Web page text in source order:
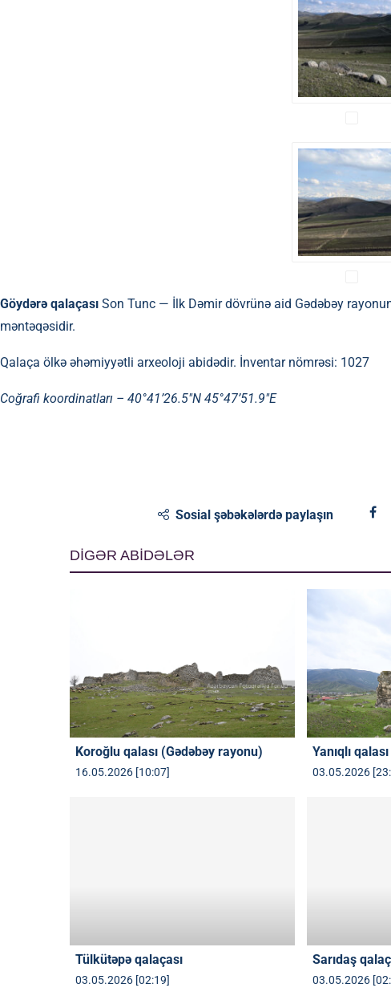
Göydərə qalaçası Son Tunc — İlk Dəmir dövrünə aid Gədəbəy
məntəqəsidir.
Qalaça ölkə əhəmiyyətli arxeoloji abidədir. İnventar nömrəsi: 1027
Coğrafi koordinatları – 40°41’26.5″N 45°47’51.9″E
Sosial şəbəkələrdə paylaşın
DİGƏR ABİDƏLƏR
Koroğlu qalası (Gədəbəy rayonu)
16.05.2026 [10:07]
Yanıqlı qalası
03.05.2026
Tülkütəpə qalaçası
03.05.2026 [02:19]
Sarıdaş
03.05.2026